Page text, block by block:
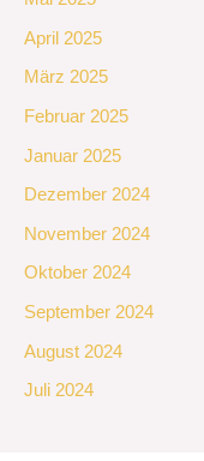
April 2025
März 2025
Februar 2025
Januar 2025
Dezember 2024
November 2024
Oktober 2024
September 2024
August 2024
Juli 2024